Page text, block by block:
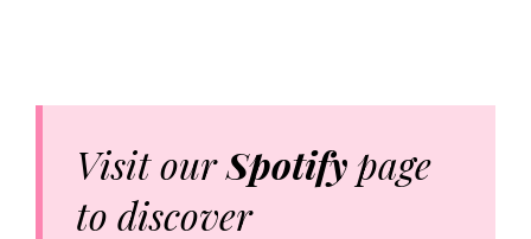
Visit ourSpotify page
to discover